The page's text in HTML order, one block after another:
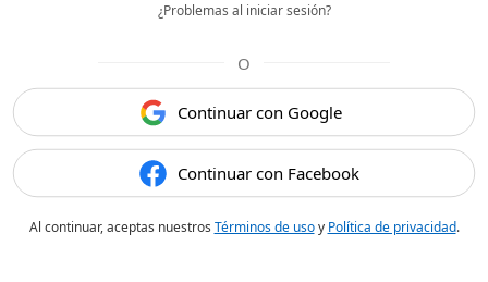
¿Problemas al iniciar sesión?
O
Continuar con Google
Continuar con Facebook
Al continuar, aceptas nuestros Términos de usoy Política de privacidad.